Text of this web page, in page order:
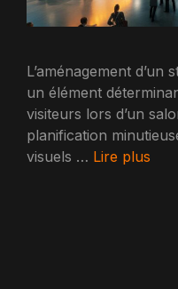
L’aménagement d’un
un élément
visiteurs lors d’un
planification
visuels … Lire plus